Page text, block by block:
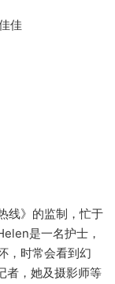
佳
线》的监制，忙于
是一名护士，
，时常会看到幻
者，她及摄影师等